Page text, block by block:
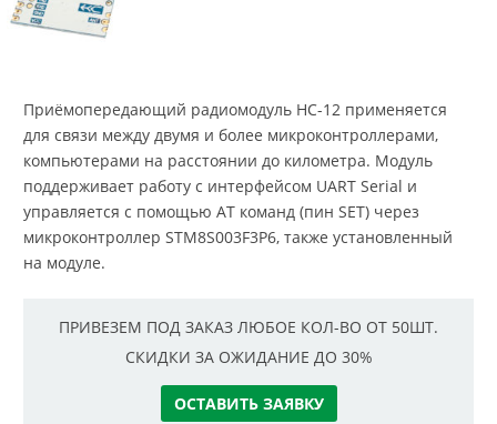
Приёмопередающий радиомодуль HC-12 применяется
для связи между двумя и более микроконтроллерами,
компьютерами на расстоянии до километра. Модуль
поддерживает работу с интерфейсом UART Serial и
управляется с помощью AT команд (пин SET) через
микроконтроллер STM8S003F3P6, также установленный
на модуле.
ПРИВЕЗЕМ ПОД ЗАКАЗ ЛЮБОЕ КОЛ-ВО ОТ 50ШТ.
СКИДКИ ЗА ОЖИДАНИЕ ДО 30%
ОСТАВИТЬ ЗАЯВКУ